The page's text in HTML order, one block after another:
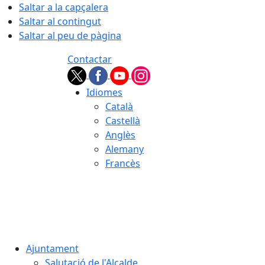
Saltar a la capçalera
Saltar al contingut
Saltar al peu de pàgina
Contactar
Idiomes
Català
Castellà
Anglès
Alemany
Francès
Ajuntament